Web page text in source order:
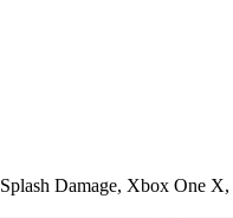
Splash Damage, Xbox One X,